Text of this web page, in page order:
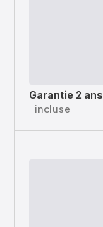
Garantie 2 ans
incluse